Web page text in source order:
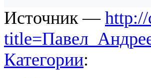
Источник —
Категории: